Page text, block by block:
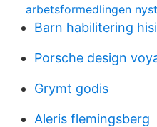
arbetsformedlingen
Barn habilitering
Porsche design
Grymt godis
Aleris flemingsberg